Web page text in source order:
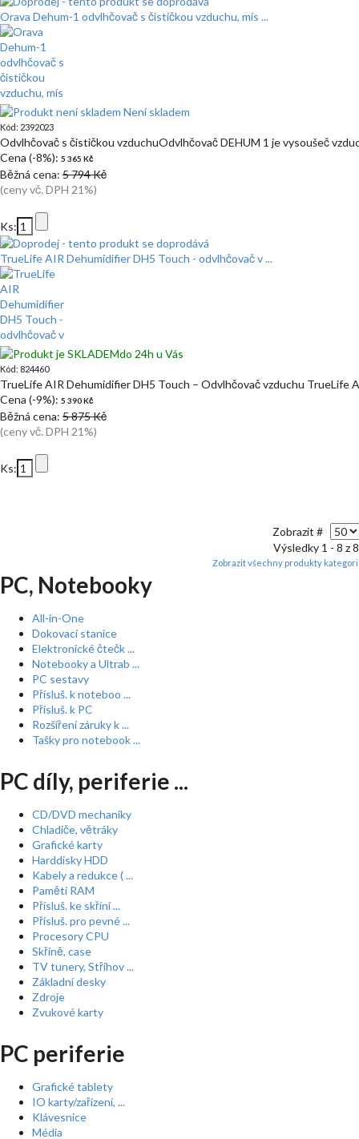
Orava Dehum-1 odvlhčovač s čističkou vzduchu, mís ...
Není skladem
Kód: 2392023
Odvlhčovač s čističkou vzduchuOdvlhčovač DEHUM 1 je vysoušeč
Cena (-8%): 5 365 Kč
Běžná cena: 5 794 Kč
(ceny vč. DPH 21%)
Ks:
TrueLife AIR Dehumidifier DH5 Touch - odvlhčovač v ...
do 24h u Vás
Kód: 824460
TrueLife AIR Dehumidifier DH5 Touch – Odvlhčovač vzduchu TrueLife
Cena (-9%): 5 390 Kč
Běžná cena: 5 875 Kč
(ceny vč. DPH 21%)
Ks:
Zobrazit #
Výsledky 1 - 8 z 8
Zobrazit všechny produkty
PC, Notebooky
All-in-One
Dokovací stanice
Elektronické čtečk ...
Notebooky a Ultrab ...
PC sestavy
Přísluš. k noteboo ...
Přísluš. k PC
Rozšíření záruky k ...
Tašky pro notebook ...
PC díly, periferie ...
CD/DVD mechaniky
Chladiče, větráky
Grafické karty
Harddisky HDD
Kabely a redukce ( ...
Paměti RAM
Přísluš. ke skříní ...
Přísluš. pro pevné ...
Procesory CPU
Skříně, case
TV tunery, Střihov ...
Základní desky
Zdroje
Zvukové karty
PC periferie
Grafické tablety
IO karty/zařízení, ...
Klávesnice
Média